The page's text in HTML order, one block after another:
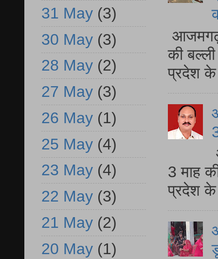
आजमगढ़
की
प्रदेश
3 माह
प्रदेश
31 May (3)
30 May (3)
28 May (2)
27 May (3)
26 May (1)
25 May (4)
23 May (4)
22 May (3)
21 May (2)
20 May (1)